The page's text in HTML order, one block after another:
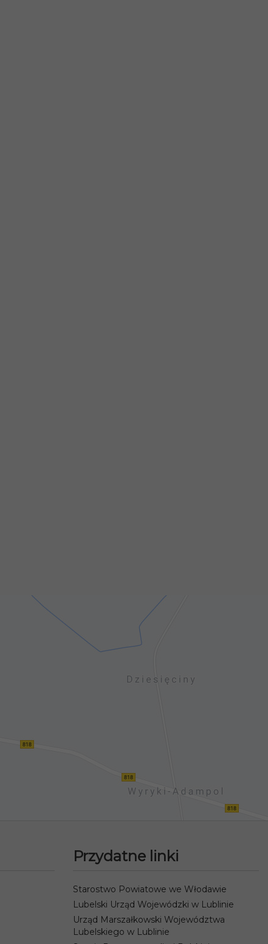
Przydatne linki
Starostwo Powiatowe we Włodawie
Lubelski Urząd Wojewódzki w Lublinie
Urząd Marszałkowski Województwa
Lubelskiego w Lublinie